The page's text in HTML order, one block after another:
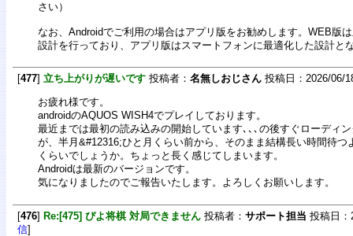
さい）
なお、Androidでご利用の場合はアプリ版をお勧めします。WEB版
設計を行っており、アプリ版はスマートフォンに最適化した設計と
[477] 立ち上がりが遅いです 投稿者： 名無しおじさん 投稿日：2026/06/
お疲れ様です。
androidのAQUOS WISH4でプレイしております。
最近までは最初の読み込みの開始しています､､､の後すぐローディ
が、半月&#12316;ひと月くらい前から、そのまま結構長い時間待つ
くらいでしょうか。ちょっと長く感じてしまいます。
Androidは最新のバージョンです。
気になりましたのでご報告いたします。よろしくお願いします。
[476] Re:[475] ぴよ将棋 対局できません 投稿者： サポート担当 投稿日
信]